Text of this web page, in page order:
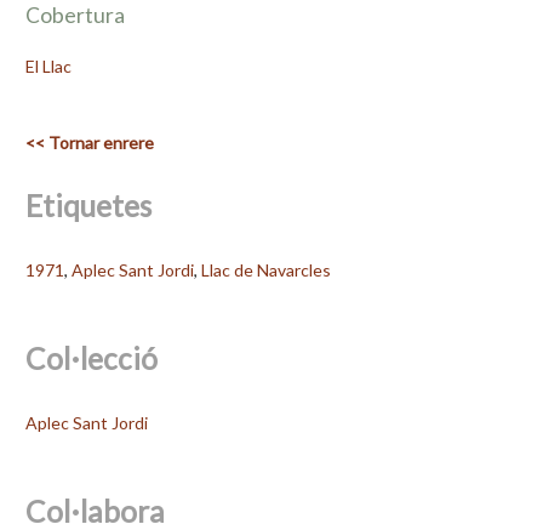
Cobertura
El Llac
<< Tornar enrere
Etiquetes
1971, Aplec Sant Jordi, Llac de Navarcles
Col·lecció
Aplec Sant Jordi
Col·labora